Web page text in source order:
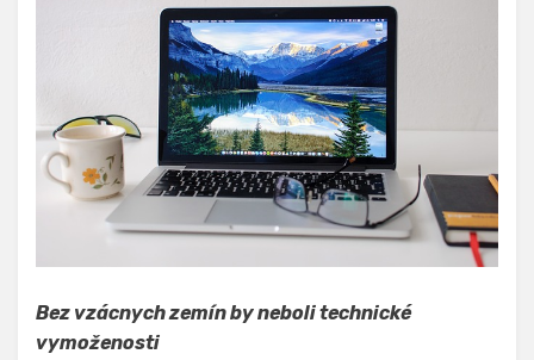
Bez vzácnych zemín by neboli technické
vymoženosti